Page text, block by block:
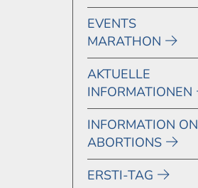
EVENTS
MARATHON
AKTUELLE
INFORMATIONEN
INFORMATION ON
ABORTIONS
ERSTI-TAG